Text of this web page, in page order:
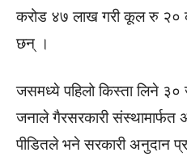
करोड ४७ लाख गरी कूल रु
छन् ।
जसमध्ये पहिलो किस्ता लिने ३०
जनाले गैरसरकारी
पीडितले भने सरकारी अनुदान